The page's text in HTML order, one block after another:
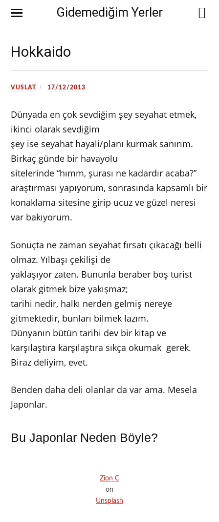
Gidemediğim Yerler
Hokkaido
VUSLAT 17/12/2013
Dünyada en çok sevdiğim şey seyahat etmek,
ikinci olarak sevdiğim
şey ise seyahat hayali/planı kurmak sanırım.
Birkaç günde bir havayolu
sitelerinde “hımm, şurası ne kadardır acaba?”
araştırması yapıyorum, sonrasında kapsamlı bir
konaklama sitesine girip ucuz ve güzel neresi
var bakıyorum.
Sonuçta ne zaman seyahat fırsatı çıkacağı belli
olmaz. Yılbaşı çekilişi de
yaklaşıyor zaten. Bununla beraber boş turist
olarak gitmek bize yakışmaz;
tarihi nedir, halkı nerden gelmiş nereye
gitmektedir, bunları bilmek lazım.
Dünyanın bütün tarihi dev bir kitap ve
karşılaştıra karşılaştıra sıkça okumak gerek.
Biraz deliyim, evet.
Benden daha deli olanlar da var ama. Mesela
Japonlar.
Bu Japonlar Neden Böyle?
Zion C
on
Unsplash